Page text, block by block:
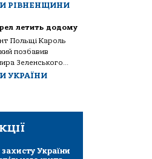
РІВНЕНЩИНИ
летить додому
Польщі Кароль
позбавив
Зеленського...
УКРАЇНИ
захисту України